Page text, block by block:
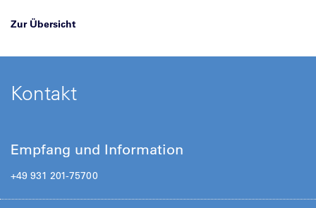
Zur Übersicht
Kontakt
Empfang und Information
+49 931 201-75700